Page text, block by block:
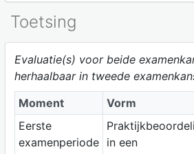
Toetsing
Evaluatie(s) voor beide
herhaalbaar in tweede
Moment
Vorm
Eerste
examenperiode
in een